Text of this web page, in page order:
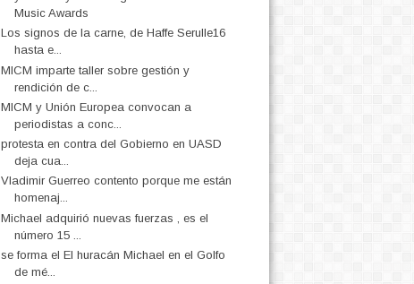
Music Awards
Los signos de la carne, de Haffe Serulle16
hasta e...
MICM imparte taller sobre gestión y
rendición de c...
MICM y Unión Europea convocan a
periodistas a conc...
protesta en contra del Gobierno en UASD
deja cua...
Vladimir Guerreo contento porque me están
homenaj...
Michael adquirió nuevas fuerzas , es el
número 15 ...
se forma el El huracán Michael en el Golfo
de mé...